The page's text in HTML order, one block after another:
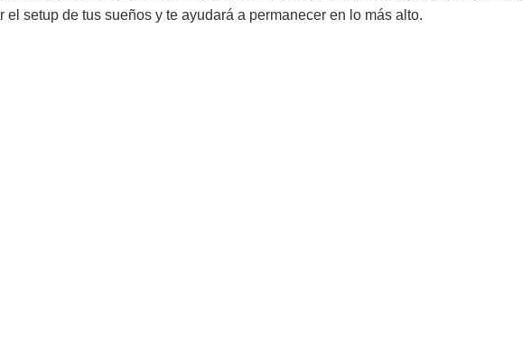
el setup de tus sueños y te ayudará a permanecer en lo más alto.